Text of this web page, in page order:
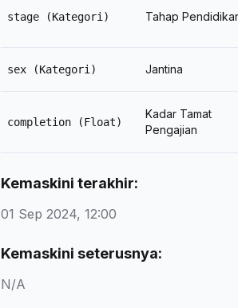
stage (Kategori) Tahap
sex (Kategori) Jantina
completion (Float)
Kadar Tamat
Pengajian
Kemaskini terakhir:
01 Sep 2024, 12:00
Kemaskini seterusnya:
N/A